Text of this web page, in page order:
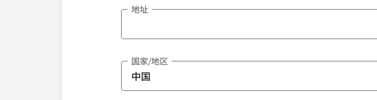
地址
国家/地区